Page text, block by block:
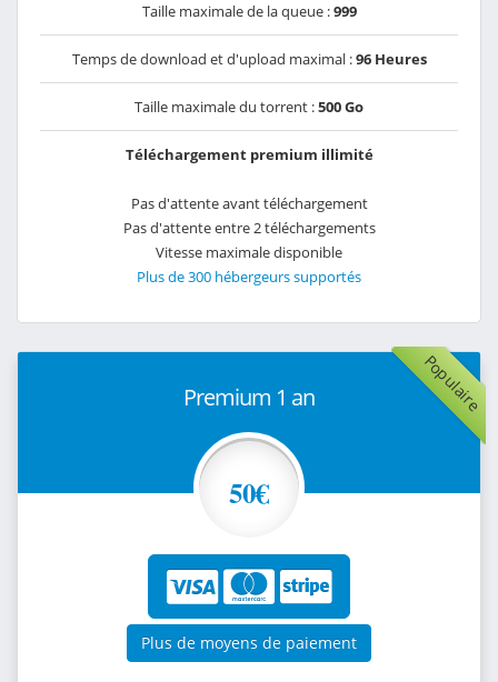
Taille maximale de la queue :999
Temps de download et d'upload maximal :96 Heures
Taille maximale du torrent :500 Go
Téléchargement premium illimité
Pas d'attente avant téléchargement
Pas d'attente entre 2 téléchargements
Vitesse maximale disponible
Plus de 300 hébergeurs supportés
Populaire
Premium 1 an
50€
Plus de moyens de paiement